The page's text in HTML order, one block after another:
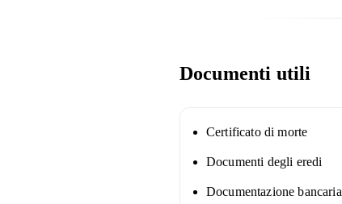
Documenti utili
Certificato di morte
Documenti degli eredi
Documentazione bancaria